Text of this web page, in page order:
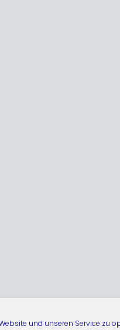
und unseren Service zu